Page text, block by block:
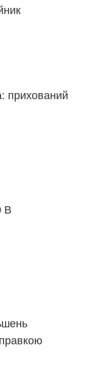
прихований
В